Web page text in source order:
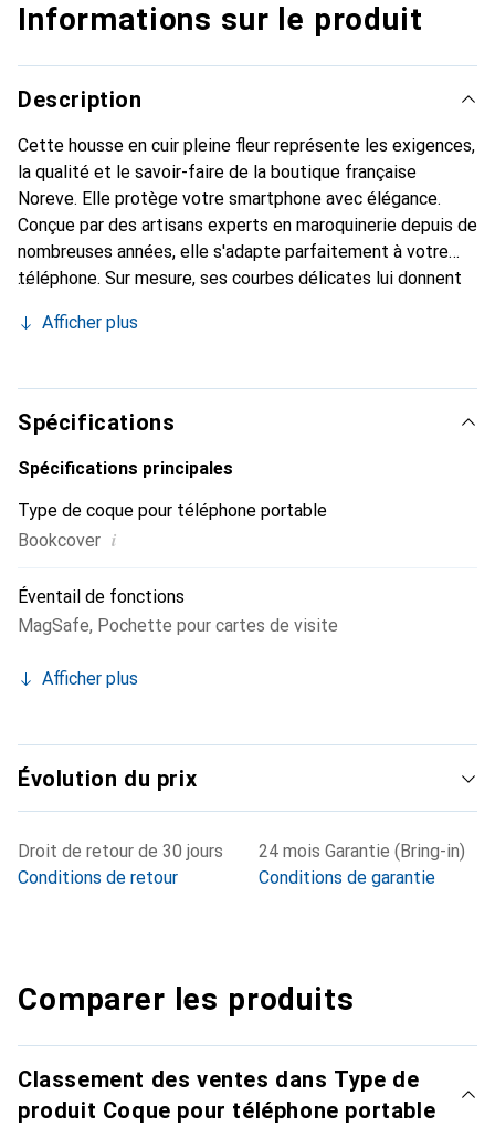
Informations sur le produit
Description
Cette housse en cuir pleine fleur représente les exigences,
la qualité et le savoir-faire de la boutique française
Noreve. Elle protège votre smartphone avec élégance.
Conçue par des artisans experts en maroquinerie depuis de
nombreuses années, elle s'adapte parfaitement à votre
téléphone. Sur mesure, ses courbes délicates lui donnent
et indispensable de votre smartphone. Reconnaître
marque Noreve est un choix sûr pour une clientèle
exigeante.
Afficher plus
Spécifications
Spécifications principales
Type de coque pour téléphone portable
Bookcover i
Éventail de fonctions
MagSafe, Pochette pour cartes de visite
Afficher plus
Évolution du prix
Droit de retour de 30 jours
Conditions de retour
24 mois Garantie (Bring-in)
Conditions de garantie
Comparer les produits
Classement des ventes dans Type de
produit Coque pour téléphone portable